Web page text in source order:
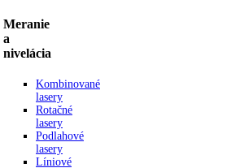
Meranie
a
nivelácia
Kombinované
lasery
Rotačné
lasery
Podlahové
lasery
Líniové